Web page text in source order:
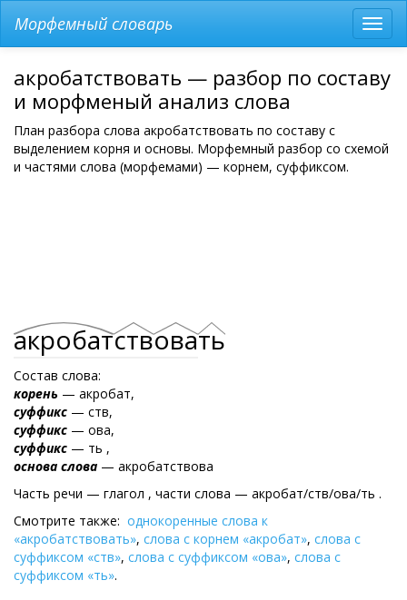
меню
Морфемный словарь
акробатствовать — разбор по составу
и морфменый анализ слова
План разбора слова акробатствовать по составу с
выделением корня и основы. Морфемный разбор со схемой
и частями слова (морфемами) — корнем, суффиксом.
акробатствовать
Состав слова:
корень — акробат,
суффикс — ств,
суффикс — ова,
суффикс — ть ,
основа слова — акробатствова
Часть речи — глагол , части слова — акробат/ств/ова/ть .
Смотрите также: однокоренные слова к
«акробатствовать», слова с корнем «акробат», слова с
суффиксом «ств», слова с суффиксом «ова», слова с
суффиксом «ть».